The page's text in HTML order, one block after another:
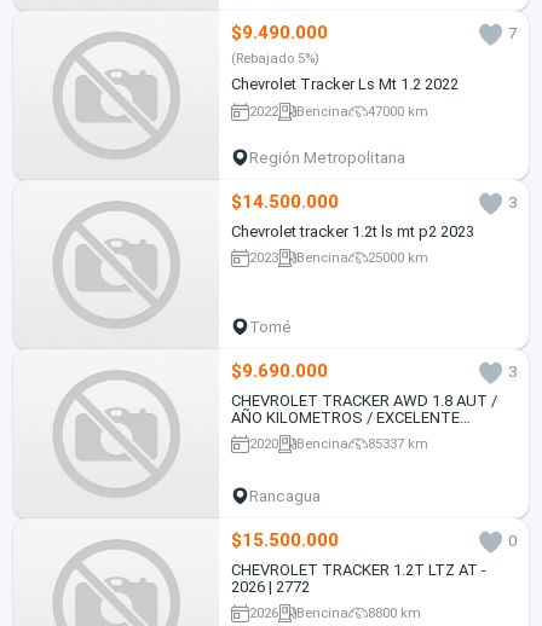
$9.490.000 7
(Rebajado 5%)
Chevrolet Tracker Ls Mt 1.2 2022
2022 Bencina 47000 km
Región Metropolitana
$14.500.000
3
Chevrolet tracker 1.2t ls mt p2 2023
2023 Bencina 25000 km
Tomé
$9.690.000
3
CHEVROLET TRACKER AWD 1.8 AUT /
AÑO KILOMETROS / EXCELENTE
ESTADO
2020 Bencina 85337 km
Rancagua
$15.500.000
0
CHEVROLET TRACKER 1.2T LTZ AT -
2026 | 2772
2026 Bencina 8800 km